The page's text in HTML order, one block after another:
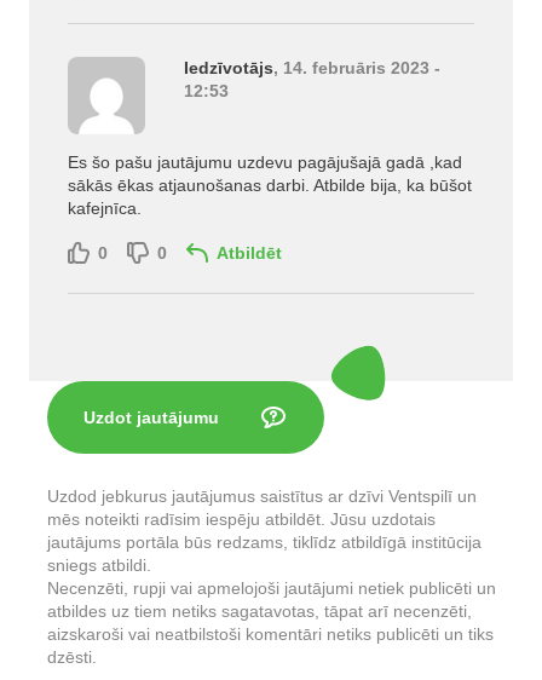
Iedzīvotājs, 14. februāris 2023 -
12:53
Es šo pašu jautājumu uzdevu pagājušajā gadā ,kad
sākās ēkas atjaunošanas darbi. Atbilde bija, ka būšot
kafejnīca.
0 0 Atbildēt
Uzdot jautājumu
Uzdod jebkurus jautājumus saistītus ar dzīvi Ventspilī un
mēs noteikti radīsim iespēju atbildēt. Jūsu uzdotais
jautājums portāla būs redzams, tiklīdz atbildīgā institūcija
sniegs atbildi.
Necenzēti, rupji vai apmelojoši jautājumi netiek publicēti un
atbildes uz tiem netiks sagatavotas, tāpat arī necenzēti,
aizskaroši vai neatbilstoši komentāri netiks publicēti un tiks
dzēsti.